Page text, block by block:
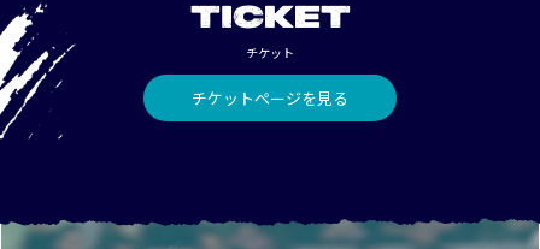
TICKET
チケット
チケットページを見る